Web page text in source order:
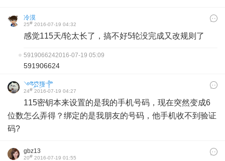
冷漠
25# 2016-07-19 04:32
感觉115天/轮太长了，搞不好5轮没完成又改规则了
5919066242016-07-19 05:09
591906624
༺ۣۖิ公ۣۖิ瑾༒ۣۖิ
24# 2016-07-19 04:27
115密钥本来设置的是我的手机号码，现在突然变成6
位数怎么弄得？绑定的是我朋友的号码，他手机收不到验证
码?
gbz13
20# 2016-07-19 01:55